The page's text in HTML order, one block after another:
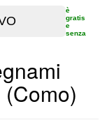
è
gratis
e
senza